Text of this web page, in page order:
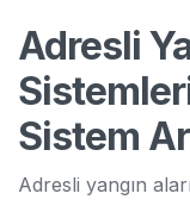
Adresli
Sistem
Adresli yangın